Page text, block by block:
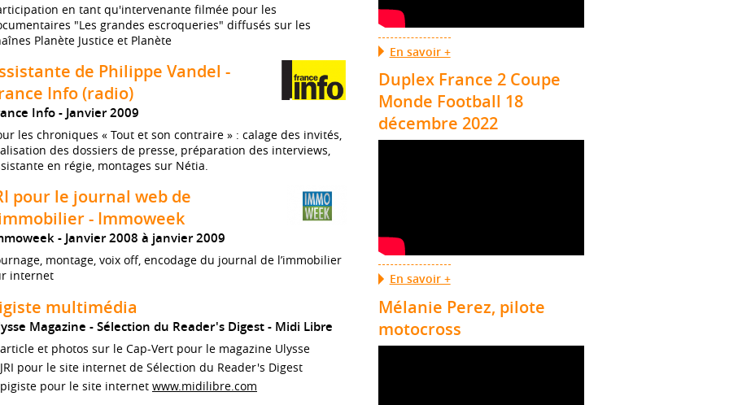
en tant qu'intervenante filmée pour les
"Les grandes escroqueries" diffusés sur les
Planète Justice et Planète
de Philippe Vandel -
Info (radio)
Info Janvier 2009
les chroniques « Tout et son contraire » : calage des invités,
des dossiers de presse, préparation des interviews,
en régie, montages sur Nétia.
pour le journal web de
- Immoweek
Janvier 2008 à janvier 2009
montage, voix off, encodage du journal de l’immobilier
internet
multimédia
Magazine - Sélection du Reader's Digest - Midi Libre
article et photos sur le Cap-Vert pour le magazine Ulysse
JRI pour le site internet de Sélection du Reader's Digest
pigiste pour le site internet www.midilibre.com
En savoir +
Duplex France 2 Coupe
Monde Football 18
décembre 2022
En savoir +
Mélanie Perez, pilote
motocross